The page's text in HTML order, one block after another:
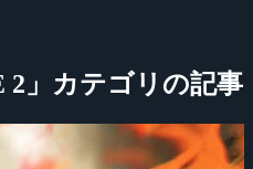
2」カテゴリの記事